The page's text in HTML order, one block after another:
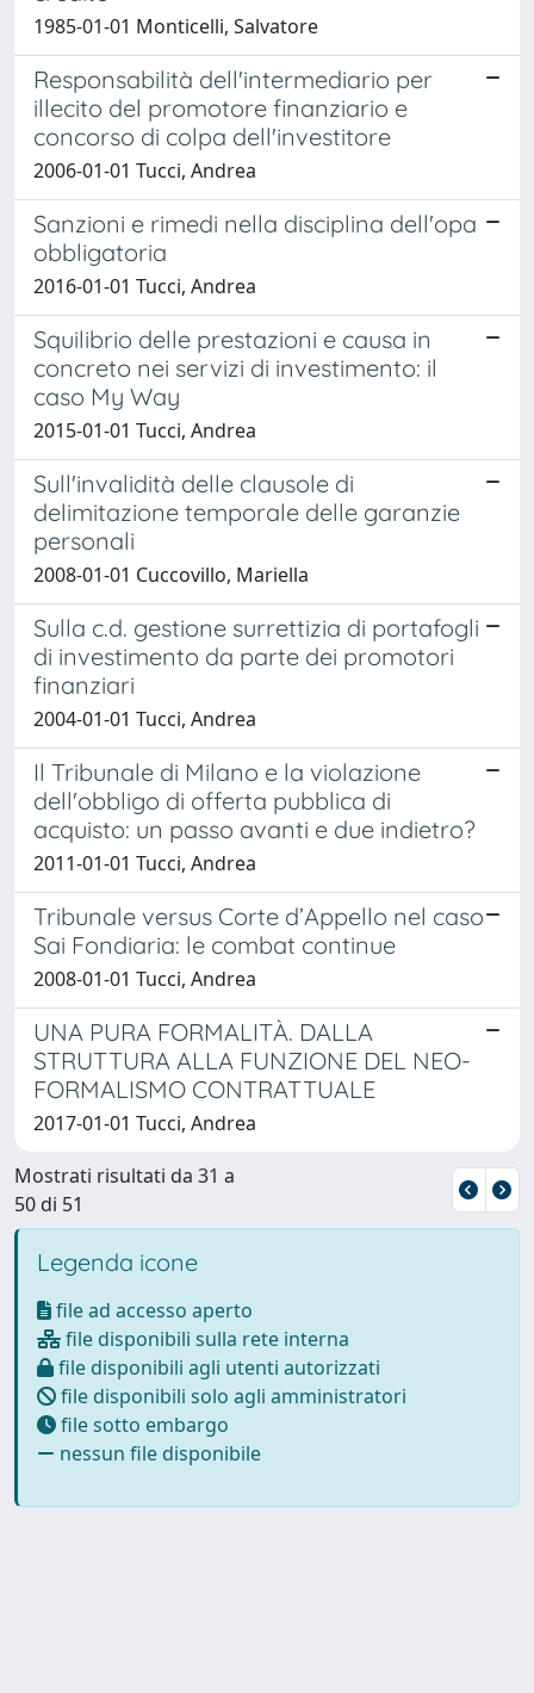
1985-01-01 Monticelli, Salvatore
Responsabilità dell'intermediario per
illecito del promotore finanziario e
concorso di colpa dell'investitore
2006-01-01 Tucci, Andrea
Sanzioni e rimedi nella disciplina dell'opa
obbligatoria
2016-01-01 Tucci, Andrea
Squilibrio delle prestazioni e causa in
concreto nei servizi di investimento: il
caso My Way
2015-01-01 Tucci, Andrea
Sull'invalidità delle clausole di
delimitazione temporale delle garanzie
personali
2008-01-01 Cuccovillo, Mariella
Sulla c.d. gestione surrettizia di portafogli
di investimento da parte dei promotori
finanziari
2004-01-01 Tucci, Andrea
Il Tribunale di Milano e la violazione
dell'obbligo di offerta pubblica di
acquisto: un passo avanti e due indietro?
2011-01-01 Tucci, Andrea
Tribunale versus Corte d’Appello nel caso
Sai Fondiaria: le combat continue
2008-01-01 Tucci, Andrea
UNA PURA FORMALITÀ. DALLA
STRUTTURA ALLA FUNZIONE DEL NEO-
FORMALISMO CONTRATTUALE
2017-01-01 Tucci, Andrea
Mostrati risultati da 31 a
50 di 51
Legenda icone
file ad accesso aperto
file disponibili sulla rete interna
file disponibili agli utenti autorizzati
file disponibili solo agli amministratori
file sotto embargo
nessun file disponibile